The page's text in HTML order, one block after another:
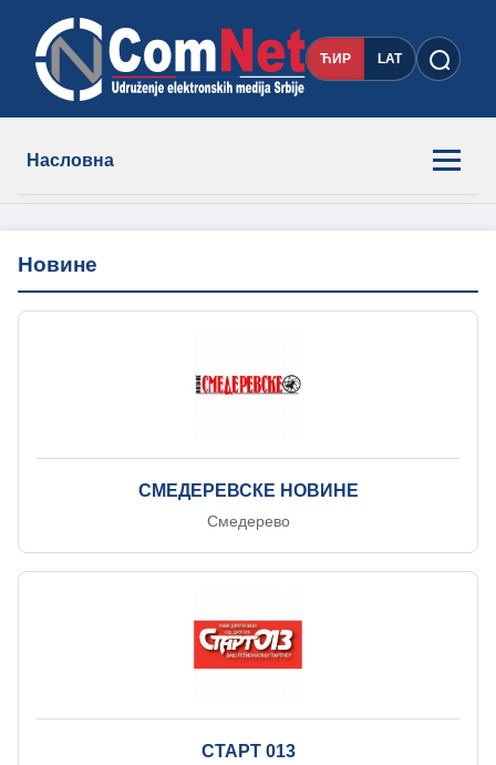
ЋИР LAT
Насловна
Новости
Чланови
Новине
СМЕДЕРЕВСКЕ НОВИНЕ
Смедерево
СТАРТ 013